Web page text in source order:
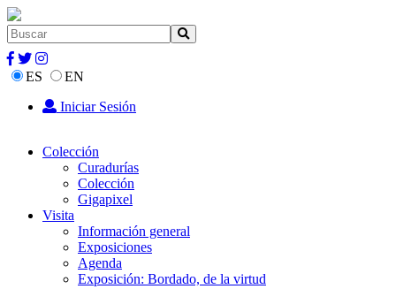
ES
EN
Iniciar Sesión
Colección
Curadurías
Colección
Gigapixel
Visita
Información general
Exposiciones
Agenda
Exposición: Bordado, de la virtud